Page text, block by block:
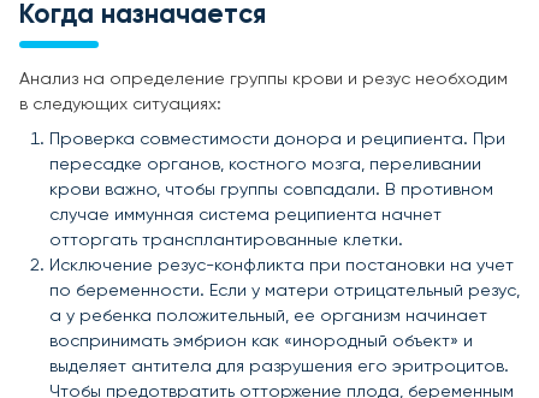
Когда назначается
Анализ на определение группы крови и резус необходим
в следующих ситуациях:
Проверка совместимости донора и реципиента. При
пересадке органов, костного мозга, переливании
крови важно, чтобы группы совпадали. В противном
случае иммунная система реципиента начнет
отторгать трансплантированные клетки.
Исключение резус-конфликта при постановки на учет
по беременности. Если у матери отрицательный резус,
а у ребенка положительный, ее организм начинает
воспринимать эмбрион как «инородный объект» и
выделяет антитела для разрушения его эритроцитов.
Чтобы предотвратить отторжение плода, беременным